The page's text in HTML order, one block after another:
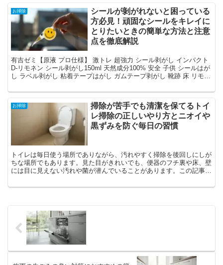
お掃除
シールが剝がれないと困っている
方必見！頑固なシールをキレイに
とりたいときの簡単な方法と注意
点を徹底解説
有吉ゼミ【原液 プロ仕様】 激トレ 超強力 シール剥がし インパクト
D-リモネン シール剥がし150ml 天然成分100% 安全 子供 シールはが
し ラベル剥がし 粘着テープはがし ガムテープ剥がし 靴跡 床 リモネ
お掃除
掃除が苦手でも清潔を保てるトイ
レ掃除の正しいやり方とニオイや
黒ずみを防ぐ毎日の習慣
トイレは毎日使う場所でありながら、汚れやすく掃除を後回しにしが
ちな場所でもあります。見た目がきれいでも、便器のフチ裏や床、壁
には目に見えない汚れや菌が潜んでいることがあります。この記事で